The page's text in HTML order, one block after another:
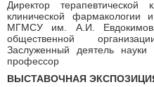
Директор
клинической
МГМСУ им. А.И.
общественной
Заслуженный деятель
профессор
ВЫСТАВОЧНАЯ